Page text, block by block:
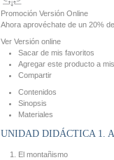
Promoción Versión Online
Ahora aprovéchate de un 20%
Ver Versión online
Sacar de mis favoritos
Agregar este producto a
Compartir
Contenidos
Sinopsis
Materiales
UNIDAD DIDÁCTICA 1.
El montañismo